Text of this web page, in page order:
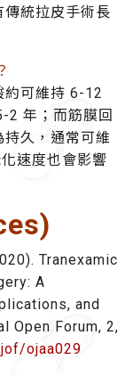
統拉皮手術長
約可維持 6-12
2 年；而筋膜回
久，通常可維
速度也會影響
Tranexamic
A
and
Open Forum, 2,
ojaa029